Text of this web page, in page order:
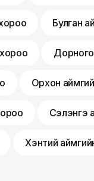
Булган
Орхон
Сэлэнгэ
Хэнтий